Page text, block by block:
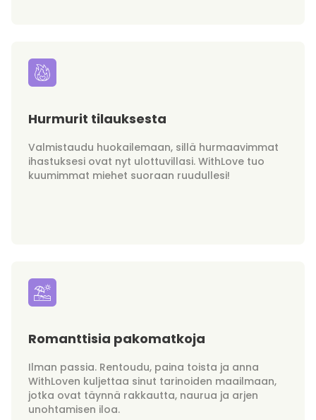
Hurmurit tilauksesta
Valmistaudu huokailemaan, sillä hurmaavimmat
ihastuksesi ovat nyt ulottuvillasi. WithLove tuo
kuumimmat miehet suoraan ruudullesi!
Romanttisia pakomatkoja
Ilman passia. Rentoudu, paina toista ja anna
WithLoven kuljettaa sinut tarinoiden maailmaan,
jotka ovat täynnä rakkautta, naurua ja arjen
unohtamisen iloa.